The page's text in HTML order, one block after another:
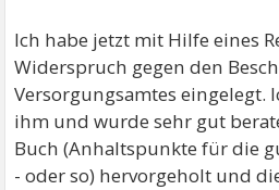
Ich habe jetzt mit Hilfe eines
Widerspruch gegen den
Versorgungsamtes eingelegt.
ihm und wurde sehr gut
Buch (Anhaltspunkte für die
- oder so) hervorgeholt und